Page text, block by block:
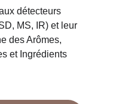
détecteurs
MS, IR) et leur
des Arômes,
et Ingrédients